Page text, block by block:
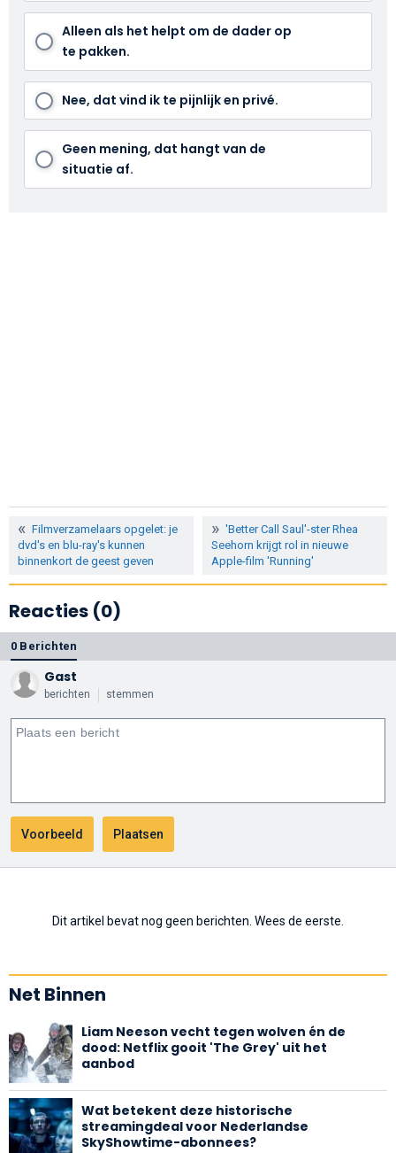
Alleen als het helpt om de dader op
te pakken.
Nee, dat vind ik te pijnlijk en privé.
Geen mening, dat hangt van de
situatie af.
Filmverzamelaars opgelet: je
dvd's en blu-ray's kunnen
binnenkort de geest geven
'Better Call Saul'-ster Rhea
Seehorn krijgt rol in nieuwe
Apple-film 'Running'
Reacties (0)
0 Berichten
Gast
berichten stemmen
Dit artikel bevat nog geen berichten. Wees de eerste.
Net Binnen
Liam Neeson vecht tegen wolven én de
dood: Netflix gooit 'The Grey' uit het
aanbod
Wat betekent deze historische
streamingdeal voor Nederlandse
SkyShowtime-abonnees?